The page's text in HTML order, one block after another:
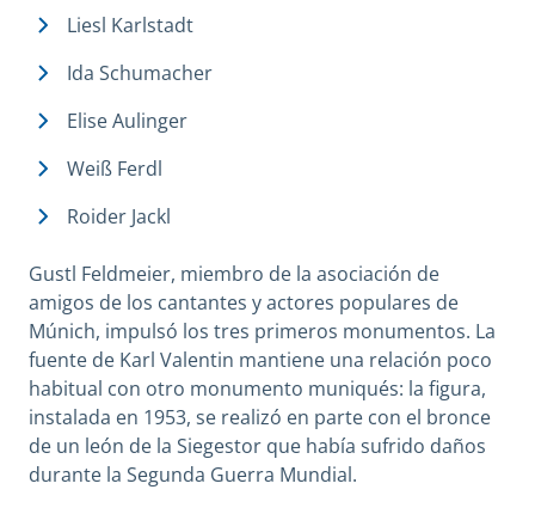
Liesl Karlstadt
Ida Schumacher
Elise Aulinger
Weiß Ferdl
Roider Jackl
Gustl Feldmeier, miembro de la asociación de
amigos de los cantantes y actores populares de
Múnich, impulsó los tres primeros monumentos. La
fuente de Karl Valentin mantiene una relación poco
habitual con otro monumento muniqués: la figura,
instalada en 1953, se realizó en parte con el bronce
de un león de la Siegestor que había sufrido daños
durante la Segunda Guerra Mundial.